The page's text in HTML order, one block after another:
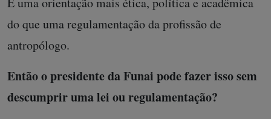
do que uma regulamentação da profissão de
antropólogo.
Então o presidente da Funai pode fazer isso sem
descumprir uma lei ou regulamentação?